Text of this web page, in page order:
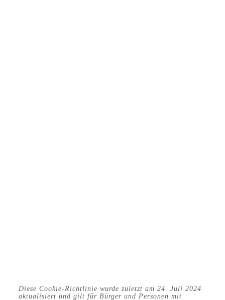
Diese Cookie-Richtlinie wurde zuletzt am 24. Juli 2024
aktualisiert und gilt für Bürger und Personen mit